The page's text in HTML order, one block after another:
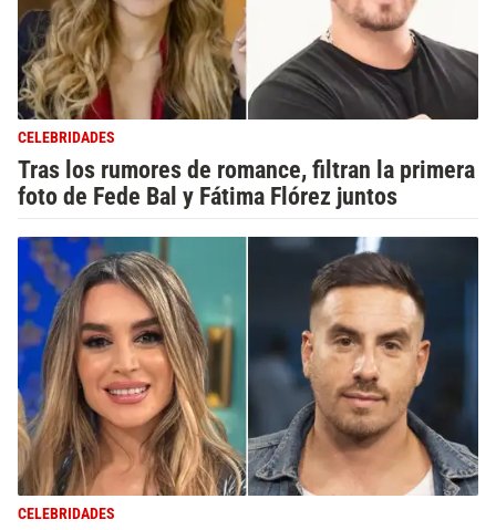
CELEBRIDADES
Tras los rumores de romance, filtran la primera
foto de Fede Bal y Fátima Flórez juntos
CELEBRIDADES